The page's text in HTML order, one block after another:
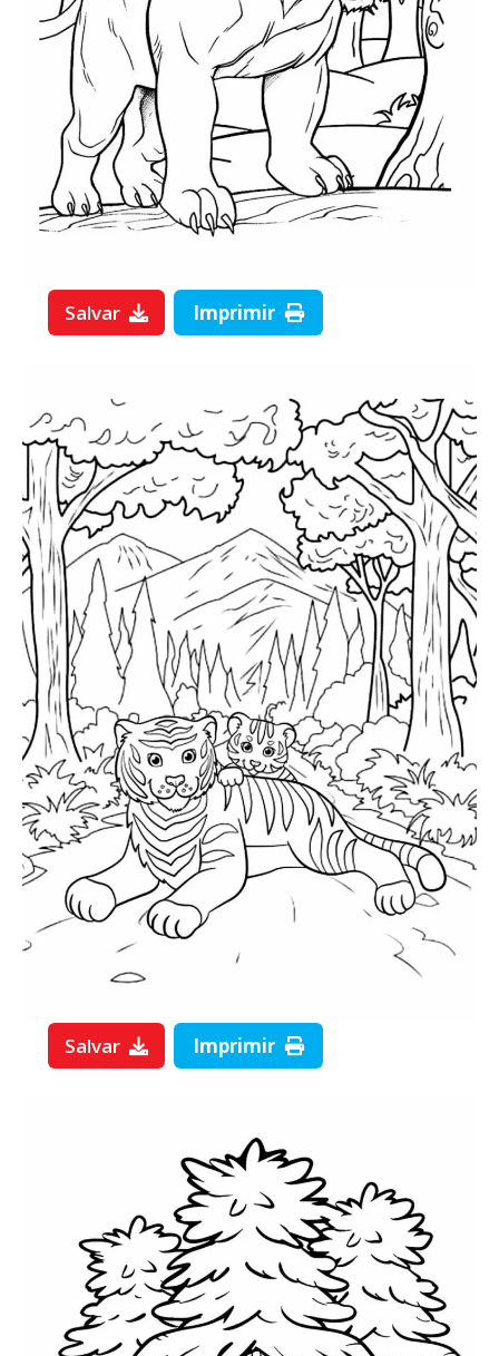
Salvar Imprimir
Salvar Imprimir